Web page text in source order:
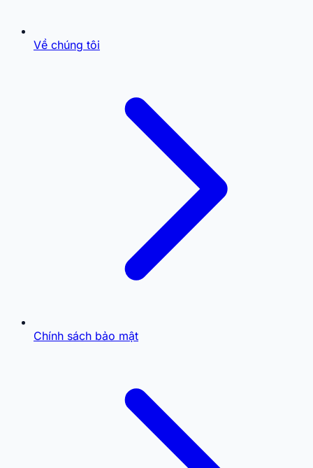
Về chúng tôi
Chính sách bảo mật